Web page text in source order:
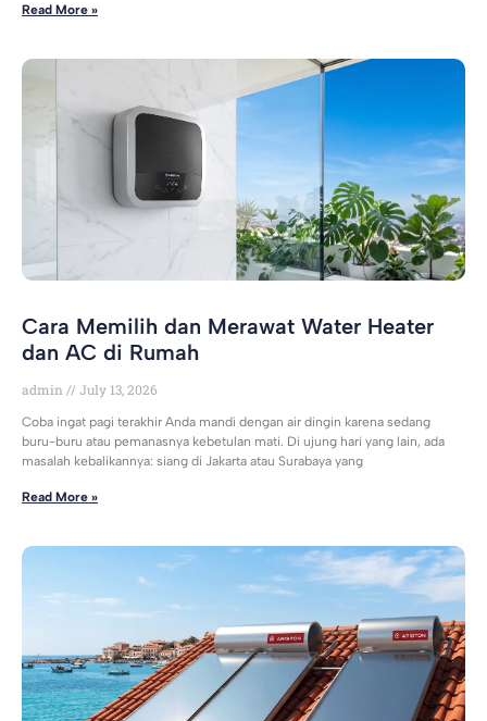
Read More »
Cara Memilih dan Merawat Water Heater
dan AC di Rumah
admin July 13, 2026
Coba ingat pagi terakhir Anda mandi dengan air dingin karena sedang
buru-buru atau pemanasnya kebetulan mati. Di ujung hari yang lain, ada
masalah kebalikannya: siang di Jakarta atau Surabaya yang
Read More »